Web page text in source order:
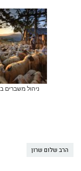
ניהול משברים
הרב שלום שרון